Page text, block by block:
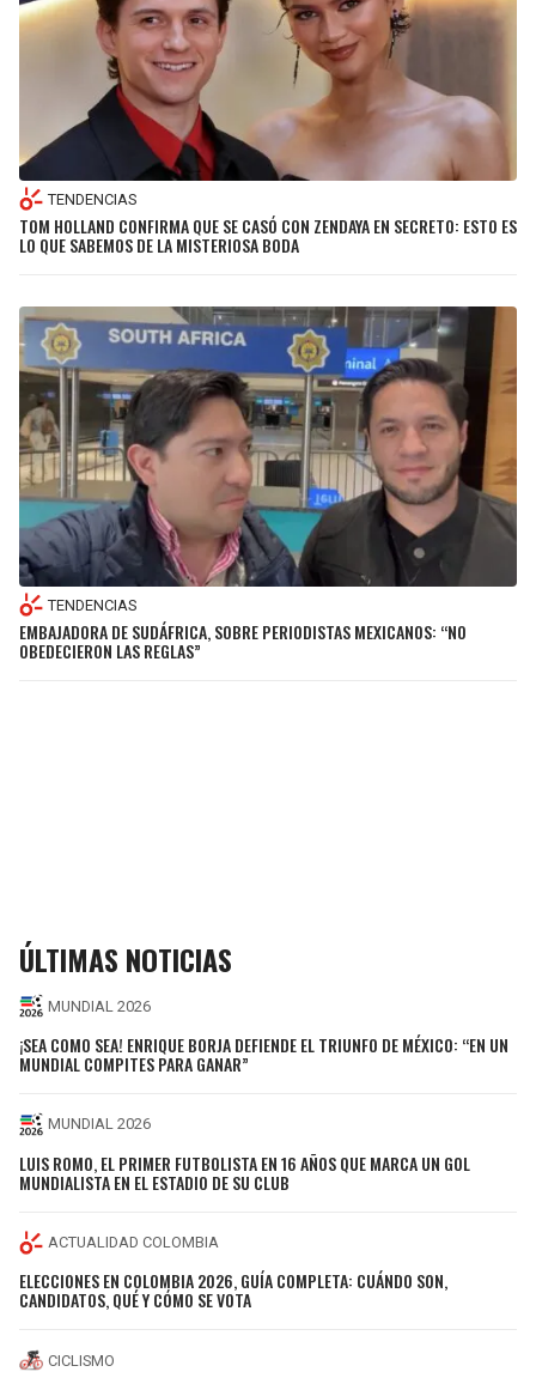
TENDENCIAS
TOM HOLLAND CONFIRMA QUE SE CASÓ CON ZENDAYA EN SECRETO: ESTO ES
LO QUE SABEMOS DE LA MISTERIOSA BODA
TENDENCIAS
EMBAJADORA DE SUDÁFRICA, SOBRE PERIODISTAS MEXICANOS: “NO
OBEDECIERON LAS REGLAS”
ÚLTIMAS NOTICIAS
MUNDIAL 2026
¡SEA COMO SEA! ENRIQUE BORJA DEFIENDE EL TRIUNFO DE MÉXICO: “EN UN
MUNDIAL COMPITES PARA GANAR”
MUNDIAL 2026
LUIS ROMO, EL PRIMER FUTBOLISTA EN 16 AÑOS QUE MARCA UN GOL
MUNDIALISTA EN EL ESTADIO DE SU CLUB
ACTUALIDAD COLOMBIA
ELECCIONES EN COLOMBIA 2026, GUÍA COMPLETA: CUÁNDO SON,
CANDIDATOS, QUÉ Y CÓMO SE VOTA
CICLISMO